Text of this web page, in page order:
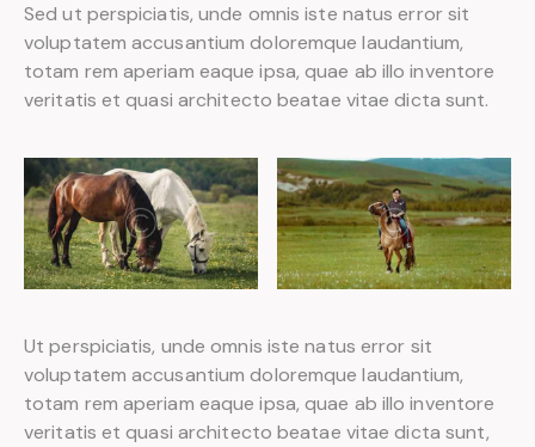
Sed ut perspiciatis, unde omnis iste natus error sit
voluptatem accusantium doloremque laudantium,
totam rem aperiam eaque ipsa, quae ab illo inventore
veritatis et quasi architecto beatae vitae dicta sunt.
Ut perspiciatis, unde omnis iste natus error sit
voluptatem accusantium doloremque laudantium,
totam rem aperiam eaque ipsa, quae ab illo inventore
veritatis et quasi architecto beatae vitae dicta sunt,